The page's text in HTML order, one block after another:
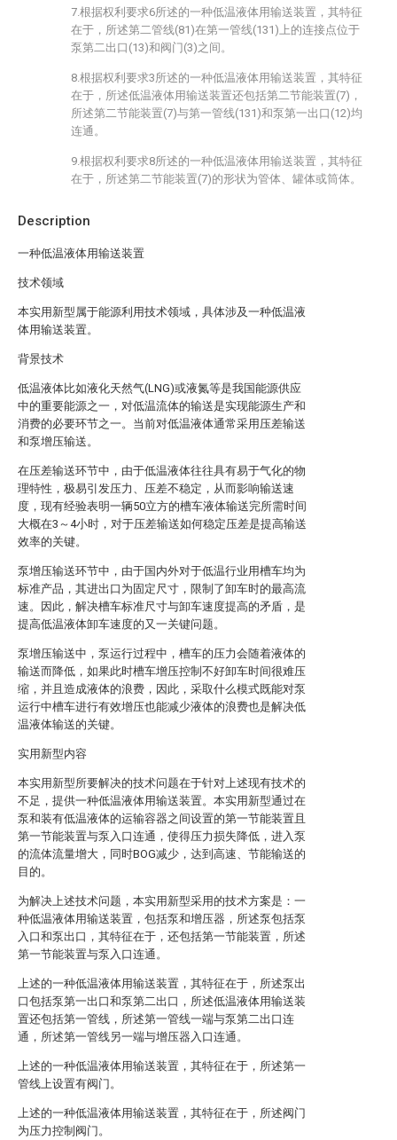
Description
一种低温液体用输送装置
技术领域
本实用新型属于能源利用技术领域，具体涉及一种低温液
体用输送装置。
背景技术
低温液体比如液化天然气(LNG)或液氮等是我国能源供应
中的重要能源之一，对低温流体的输送是实现能源生产和
消费的必要环节之一。当前对低温液体通常采用压差输送
和泵增压输送。
在压差输送环节中，由于低温液体往往具有易于气化的物
理特性，极易引发压力、压差不稳定，从而影响输送速
度，现有经验表明一辆50立方的槽车液体输送完所需时间
大概在3～4小时，对于压差输送如何稳定压差是提高输送
效率的关键。
泵增压输送环节中，由于国内外对于低温行业用槽车均为
标准产品，其进出口为固定尺寸，限制了卸车时的最高流
速。因此，解决槽车标准尺寸与卸车速度提高的矛盾，是
提高低温液体卸车速度的又一关键问题。
泵增压输送中，泵运行过程中，槽车的压力会随着液体的
输送而降低，如果此时槽车增压控制不好卸车时间很难压
缩，并且造成液体的浪费，因此，采取什么模式既能对泵
运行中槽车进行有效增压也能减少液体的浪费也是解决低
温液体输送的关键。
实用新型内容
本实用新型所要解决的技术问题在于针对上述现有技术的
不足，提供一种低温液体用输送装置。本实用新型通过在
泵和装有低温液体的运输容器之间设置的第一节能装置且
第一节能装置与泵入口连通，使得压力损失降低，进入泵
的流体流量增大，同时BOG减少，达到高速、节能输送的
目的。
为解决上述技术问题，本实用新型采用的技术方案是：一
种低温液体用输送装置，包括泵和增压器，所述泵包括泵
入口和泵出口，其特征在于，还包括第一节能装置，所述
第一节能装置与泵入口连通。
上述的一种低温液体用输送装置，其特征在于，所述泵出
口包括泵第一出口和泵第二出口，所述低温液体用输送装
置还包括第一管线，所述第一管线一端与泵第二出口连
通，所述第一管线另一端与增压器入口连通。
上述的一种低温液体用输送装置，其特征在于，所述第一
管线上设置有阀门。
上述的一种低温液体用输送装置，其特征在于，所述阀门
为压力控制阀门。
7.根据权利要求6所述的一种低温液体用输送装置，其特征
在于，所述第二管线(81)在第一管线(131)上的连接点位于
泵第二出口(13)和阀门(3)之间。
8.根据权利要求3所述的一种低温液体用输送装置，其特征
在于，所述低温液体用输送装置还包括第二节能装置(7)，
所述第二节能装置(7)与第一管线(131)和泵第一出口(12)均
连通。
9.根据权利要求8所述的一种低温液体用输送装置，其特征
在于，所述第二节能装置(7)的形状为管体、罐体或筒体。